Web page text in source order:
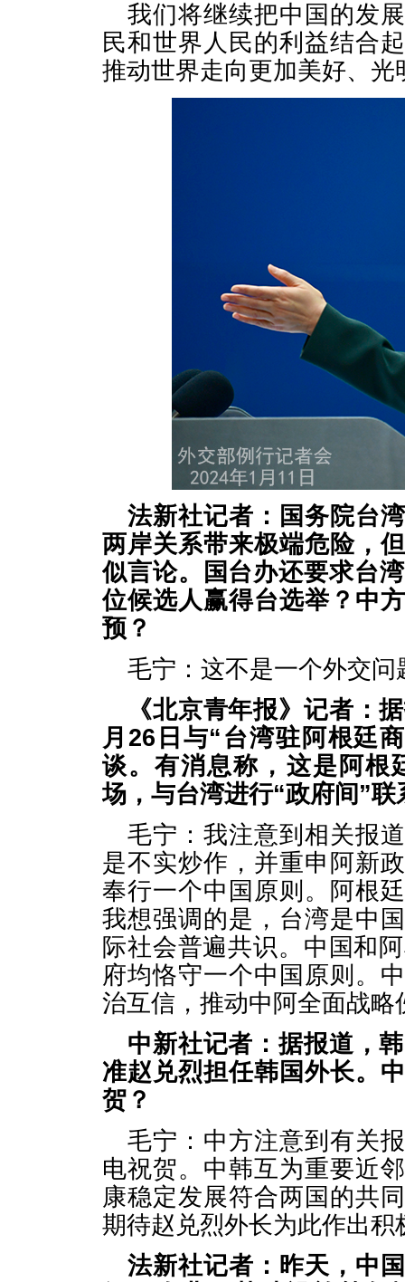
我们将继续把中国的发
民和世界人民的利益结合
推动世界走向更加美好、光
法新社记者：国务院台
两岸关系带来极端危险，
似言论。国台办还要求台
位候选人赢得台选举？中
预？
毛宁：这不是一个外交
《北京青年报》记者：
月26日与“台湾驻阿根廷
谈。有消息称，这是阿根
场，与台湾进行“政府间”
毛宁：我注意到相关报
是不实炒作，并重申阿新
奉行一个中国原则。阿根
我想强调的是，台湾是中
际社会普遍共识。中国和
府均恪守一个中国原则。
治互信，推动中阿全面战
中新社记者：据报道，
准赵兑烈担任韩国外长。
贺？
毛宁：中方注意到有关
电祝贺。中韩互为重要近
康稳定发展符合两国的共
期待赵兑烈外长为此作出积
法新社记者：昨天，中